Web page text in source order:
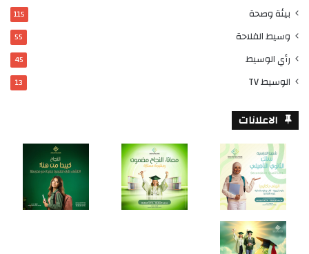
بيئة وصحة 115
وسيط الفلاحة 55
رأي الوسيط 45
الوسيط TV 13
الاعلانات